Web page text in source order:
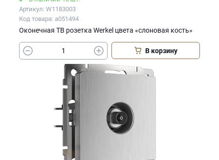
Артикул: W1183003
Код товара: a051494
Оконечная ТВ розетка Werkel цвета «слоновая кость»
В корзину